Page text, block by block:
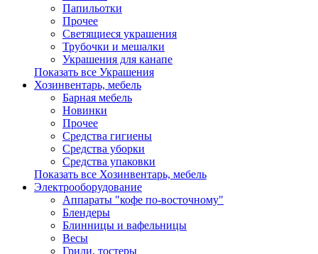
Папильотки
Прочее
Светящиеся украшения
Трубочки и мешалки
Украшения для канапе
Показать все Украшения
Хозинвентарь, мебель
Барная мебель
Новинки
Прочее
Средства гигиены
Средства уборки
Средства упаковки
Показать все Хозинвентарь, мебель
Электрооборудование
Аппараты "кофе по-восточному"
Блендеры
Блинницы и вафельницы
Весы
Грили, тостеры